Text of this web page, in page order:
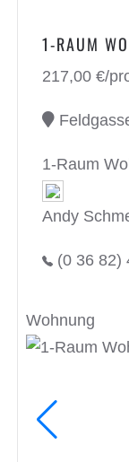
1-RAUM
217,00 €/
1-Raum
Andy
(0 36 82)
Wohnung